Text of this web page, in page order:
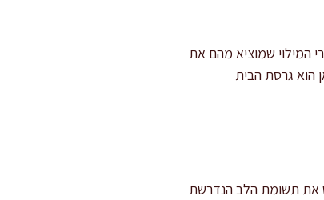
המילוי שמוציא מהם את
הוא גרסת הבית
חשוב להקדיש את תשומת הלב הנדרשת